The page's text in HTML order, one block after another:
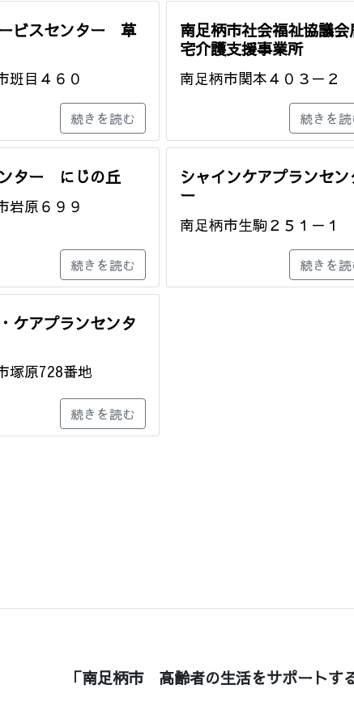
ビスセンター 草
班目４６０
続きを読む
南足柄市社会福祉協議会
宅介護支援事業所
南足柄市関本４０３－２
続きを
ター にじの丘
岩原６９９
続きを読む
シャインケアプランセン
ー
南足柄市生駒２５１－１
続きを
ケアプランセンタ
塚原728番地
続きを読む
「南足柄市 高齢者の生活をサポートす